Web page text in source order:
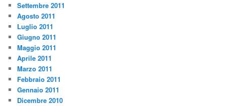
Settembre 2011
Agosto 2011
Luglio 2011
Giugno 2011
Maggio 2011
Aprile 2011
Marzo 2011
Febbraio 2011
Gennaio 2011
Dicembre 2010